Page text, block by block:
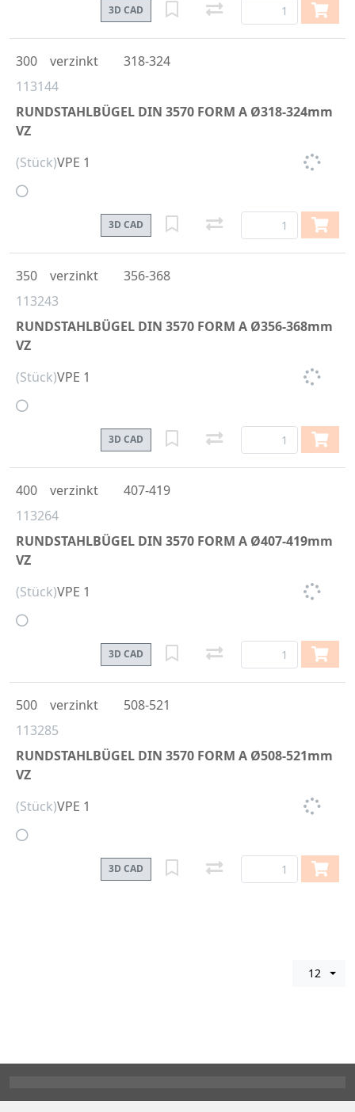
3D CAD
113144
RUNDSTAHLBÜGEL DIN 3570 FORM A Ø318-324mm
VZ
300 verzinkt 318-324
(Stück)VPE 1
3D CAD
113243
RUNDSTAHLBÜGEL DIN 3570 FORM A Ø356-368mm
VZ
350 verzinkt 356-368
(Stück)VPE 1
3D CAD
113264
RUNDSTAHLBÜGEL DIN 3570 FORM A Ø407-419mm
VZ
400 verzinkt 407-419
(Stück)VPE 1
3D CAD
113285
RUNDSTAHLBÜGEL DIN 3570 FORM A Ø508-521mm
VZ
500 verzinkt 508-521
(Stück)VPE 1
3D CAD
12